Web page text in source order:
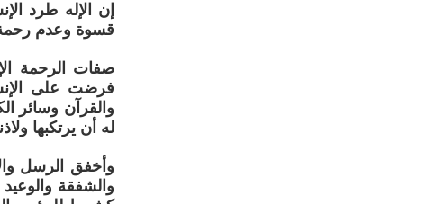
إن الإله طرد
قسوة وعدم
صفات الرحمة
فرضت على
والقرآن وسائر
له أن يرتكبها
وأخفق الرسل
والشفقة